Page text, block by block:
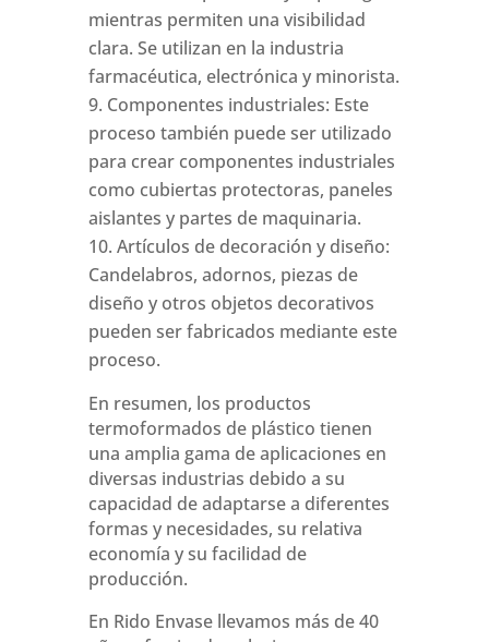
mientras permiten una visibilidad
clara. Se utilizan en la industria
farmacéutica, electrónica y minorista.
Componentes industriales: Este
proceso también puede ser utilizado
para crear componentes industriales
como cubiertas protectoras, paneles
aislantes y partes de maquinaria.
Artículos de decoración y diseño:
Candelabros, adornos, piezas de
diseño y otros objetos decorativos
pueden ser fabricados mediante este
proceso.
En resumen, los productos
termoformados de plástico tienen
una amplia gama de aplicaciones en
diversas industrias debido a su
capacidad de adaptarse a diferentes
formas y necesidades, su relativa
economía y su facilidad de
producción.
En Rido Envase llevamos más de 40